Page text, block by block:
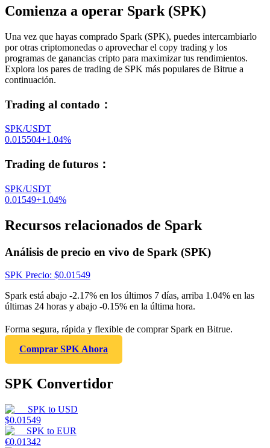
Comienza a operar Spark (SPK)
Una vez que hayas comprado Spark (SPK), puedes intercambiarlo
por otras criptomonedas o aprovechar el copy trading y los
programas de ganancias cripto para maximizar tus rendimientos.
Explora los pares de trading de SPK más populares de Bitrue a
continuación.
Trading al contado ：
SPK/USDT
0.015504+1.04%
Trading de futuros ：
SPK/USDT
0.01549+1.04%
Recursos relacionados de Spark
Análisis de precio en vivo de Spark (SPK)
SPK Precio: $0.01549
Spark está abajo -2.17% en los últimos 7 días, arriba 1.04% en las
últimas 24 horas y abajo -0.15% en la última hora.
Forma segura, rápida y flexible de comprar Spark en Bitrue.
Comprar SPK Ahora
SPK Convertidor
SPK to USD
$0.01549
SPK to EUR
€0.01342